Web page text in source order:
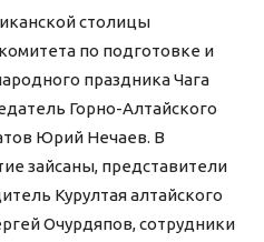
столицы
по подготовке и
праздника Чага
Горно-Алтайского
Юрий Нечаев. В
зайсаны, представители
Курултая алтайского
Очурдяпов, сотрудники